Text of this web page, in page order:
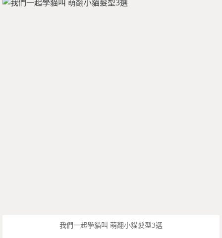
我們一起學貓叫 萌翻小貓髮型3選